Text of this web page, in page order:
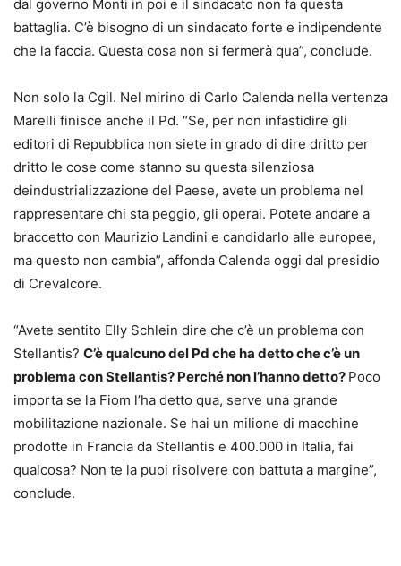
dal governo Monti in poi e il sindacato non fa questa
battaglia. C’è bisogno di un sindacato forte e indipendente
che la faccia. Questa cosa non si fermerà qua”, conclude.
Non solo la Cgil. Nel mirino di Carlo Calenda nella vertenza
Marelli finisce anche il Pd. “Se, per non infastidire gli
editori di Repubblica non siete in grado di dire dritto per
dritto le cose come stanno su questa silenziosa
deindustrializzazione del Paese, avete un problema nel
rappresentare chi sta peggio, gli operai. Potete andare a
braccetto con Maurizio Landini e candidarlo alle europee,
ma questo non cambia”, affonda Calenda oggi dal presidio
di Crevalcore.
“Avete sentito Elly Schlein dire che c’è un problema con
Stellantis? C’è qualcuno del Pd che ha detto che c’è un
problema con Stellantis? Perché non l’hanno detto? Poco
importa se la Fiom l’ha detto qua, serve una grande
mobilitazione nazionale. Se hai un milione di macchine
prodotte in Francia da Stellantis e 400.000 in Italia, fai
qualcosa? Non te la puoi risolvere con battuta a margine”,
conclude.